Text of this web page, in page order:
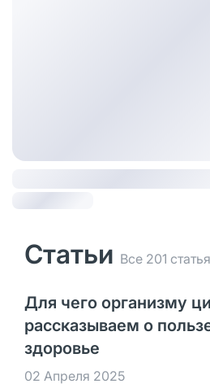
Статьи Все 201 статья
Для чего организму
рассказываем о
здоровье
02 Апреля 2025